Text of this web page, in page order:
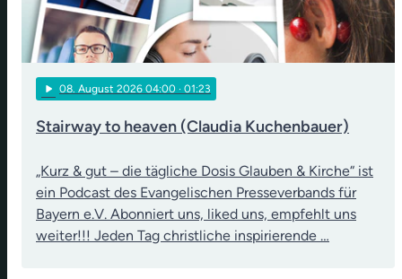
play_arrow 08. August 2026 04:00 · 01:23
Stairway to heaven (Claudia Kuchenbauer)
„Kurz & gut – die tägliche Dosis Glauben & Kirche“ ist
ein Podcast des Evangelischen Presseverbands für
Bayern e.V. Abonniert uns, liked uns, empfehlt uns
weiter!!! Jeden Tag christliche inspirierende …